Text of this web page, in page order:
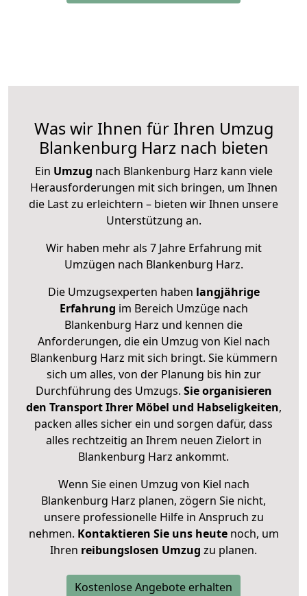
Was wir Ihnen für Ihren Umzug
Blankenburg Harz nach bieten
Ein Umzug nach Blankenburg Harz kann viele
Herausforderungen mit sich bringen, um Ihnen
die Last zu erleichtern – bieten wir Ihnen unsere
Unterstützung an.
Wir haben mehr als 7 Jahre Erfahrung mit
Umzügen nach Blankenburg Harz.
Die Umzugsexperten haben langjährige
Erfahrung im Bereich Umzüge nach
Blankenburg Harz und kennen die
Anforderungen, die ein Umzug von Kiel nach
Blankenburg Harz mit sich bringt. Sie kümmern
sich um alles, von der Planung bis hin zur
Durchführung des Umzugs. Sie organisieren
den Transport Ihrer Möbel und Habseligkeiten,
packen alles sicher ein und sorgen dafür, dass
alles rechtzeitig an Ihrem neuen Zielort in
Blankenburg Harz ankommt.
Wenn Sie einen Umzug von Kiel nach
Blankenburg Harz planen, zögern Sie nicht,
unsere professionelle Hilfe in Anspruch zu
nehmen. Kontaktieren Sie uns heutenoch, um
Ihren reibungslosen Umzug zu planen.
Kostenlose Angebote erhalten